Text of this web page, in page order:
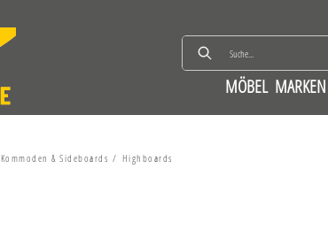
MÖBEL MARKEN
Kommoden & Sideboards Highboards